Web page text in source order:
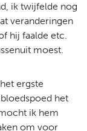
ik twijfelde nog
veranderingen
hij faalde etc.
moest.
ergste
het
ik hem
om voor